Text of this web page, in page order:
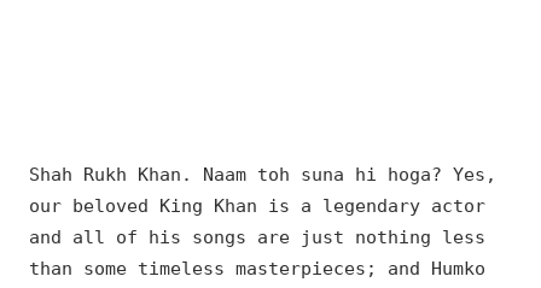
Shah Rukh Khan. Naam toh suna hi hoga? Yes,
our beloved King Khan is a legendary actor
and all of his songs are just nothing less
than some timeless masterpieces; and Humko